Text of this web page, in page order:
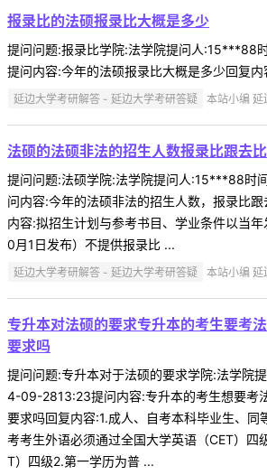
报录比的法硕报录比大概是多少
提问问题:报录比学院:法学院提问人
提问内容:今年的法硕报录比大概是多少回复
延边大学考研解答 - 延边大学考研答疑 本站小编
法硕的法硕非法的招生人数报录比跟去
提问问题:法硕学院:法学院提问人:15***88
问内容:今年的法硕非法的招生人数，报录比
内容:拟招生计划与参考书目、学业条件以当
0月1日发布）不提供报录比 ...
延边大学考研解答 - 延边大学考研答疑 本站小编
专升本对法硕的要求专升本的考生要考
要求吗
提问问题:专升本对于法硕的要求学院:法学院
4-09-2813:23提问内容:专升本的考生想要考
要求吗回复内容:1.成人、自考本科毕业生、同
考考生外语必须通过全国大学英语（CET）四
T）四级2.第一学历为普 ...